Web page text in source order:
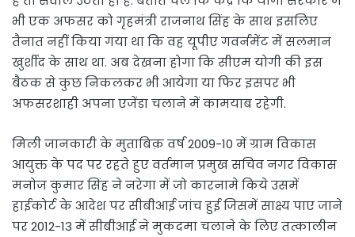
भी एक अफसर को गृहमंत्री राजनाथ सिंह के साथ इसलिए
तैनात नहीं किया गया था कि वह यूपीए गवर्नमेंट में सलमान
खुर्शीद के साथ था. अब देखना होगा कि सीएम योगी की इस
बैठक से कुछ निकलकर भी आयेगा या फिर इसपर भी
अफसरशाही अपना एजेंडा चलाने में कामयाब रहेगी.
मिली जानकारी के मुताबिक़ वर्ष 2009-10 में ग्राम विकास
आयुक्त के पद पर रहते हुए वर्तमान प्रमुख सचिव नगर विकास
मनोज कुमार सिंह ने नरेगा में जो कारनामे किये उसमें
हाईकोर्ट के आदेश पर सीबीआई जांच हुई जिसमें साक्ष्य पाए जाने
पर 2012-13 में सीबीआई ने मुकदमा चलाने के लिए तत्कालीन